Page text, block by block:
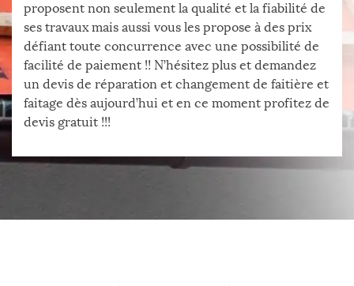
proposent non seulement la qualité et la fiabilité de
ses travaux mais aussi vous les propose à des prix
défiant toute concurrence avec une possibilité de
facilité de paiement !! N’hésitez plus et demandez
un devis de réparation et changement de faitière et
faitage dès aujourd’hui et en ce moment profitez de
devis gratuit !!!